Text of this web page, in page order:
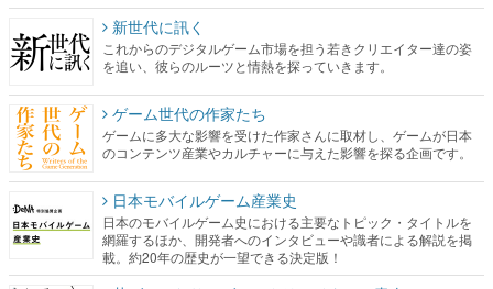
新世代に訊く
これからのデジタルゲーム市場を担う若きクリエイター達の姿
を追い、彼らのルーツと情熱を探っていきます。
ゲーム世代の作家たち
ゲームに多大な影響を受けた作家さんに取材し、ゲームが日本
のコンテンツ産業やカルチャーに与えた影響を探る企画です。
日本モバイルゲーム産業史
日本のモバイルゲーム史における主要なトピック・タイトルを
網羅するほか、開発者へのインタビューや識者による解説を掲
載。約20年の歴史が一望できる決定版！